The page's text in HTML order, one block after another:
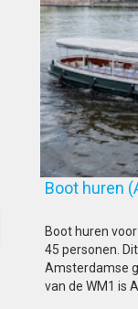
Boot huren
Boot huren
45 personen.
Amsterdamse
van de WM1 is